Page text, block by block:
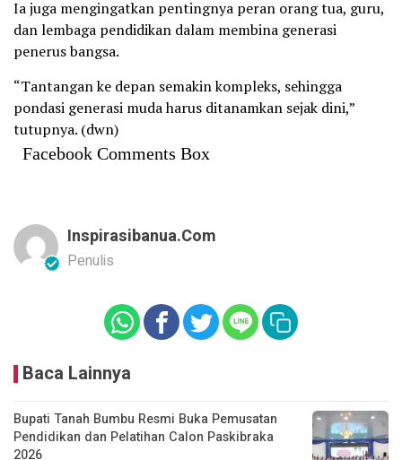
Ia juga mengingatkan pentingnya peran orang tua, guru,
dan lembaga pendidikan dalam membina generasi
penerus bangsa.
“Tantangan ke depan semakin kompleks, sehingga
pondasi generasi muda harus ditanamkan sejak dini,”
tutupnya. (dwn)
Facebook Comments Box
Inspirasibanua.com
Penulis
Baca Lainnya
Bupati Tanah Bumbu Resmi Buka Pemusatan
Pendidikan dan Pelatihan Calon Paskibraka
2026